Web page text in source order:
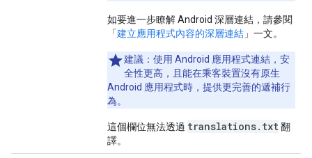
如要進一步瞭解 Android 深層連結，請參閱
「建立應用程式內容的深層連結 」一文。
建議： 使用 Android 應用程式連結，安
全性更高，且能在乘客裝置沒有原生
Android 應用程式時，提供更完善的遞補行
為。
這個欄位無法透過 translations.txt翻
譯。